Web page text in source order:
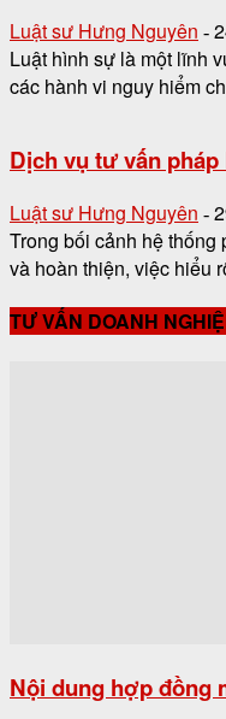
Luật sư Hưng Nguyên -
Luật hình sự là một lĩnh
các hành vi nguy hiểm
Dịch vụ tư vấn
Luật sư Hưng Nguyên -
Trong bối cảnh hệ
và hoàn thiện, việc hiểu
TƯ VẤN DOANH
Nội dung hợp đồng